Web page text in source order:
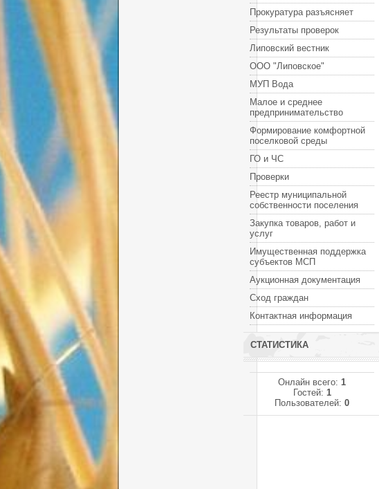
Прокуратура разъясняет
Результаты проверок
Липовский вестник
ООО "Липовское"
МУП Вода
Малое и среднее
предпринимательство
Формирование комфортной
поселковой среды
ГО и ЧС
Проверки
Реестр муниципальной
собственности поселения
Закупка товаров, работ и
услуг
Имущественная поддержка
субъектов МСП
Аукционная документация
Сход граждан
Контактная информация
СТАТИСТИКА
Онлайн всего: 1
Гостей: 1
Пользователей: 0